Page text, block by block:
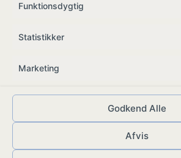
Funktionsdygtig
Statistikker
Marketing
Godkend Alle
Afvis
Skovgade 17,
CVR: 41008547
© ungkult.dk - 2026